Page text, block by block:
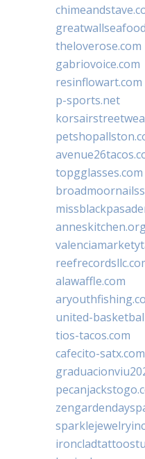
theloverose.com
gabriovoice.com
resinflowart.com
p-sports.net
topgglasses.com
alawaffle.com
united-
tios-tacos.com
cafecito-satx.com